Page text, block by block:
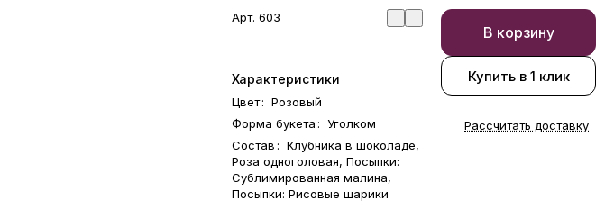
Арт. 603
Характеристики
Цвет: Розовый
Форма букета : Уголком
Состав : Клубника в шоколаде,
Роза одноголовая, Посыпки:
Сублимированная малина,
Посыпки: Рисовые шарики
В корзину
Купить в 1 клик
Рассчитать доставку